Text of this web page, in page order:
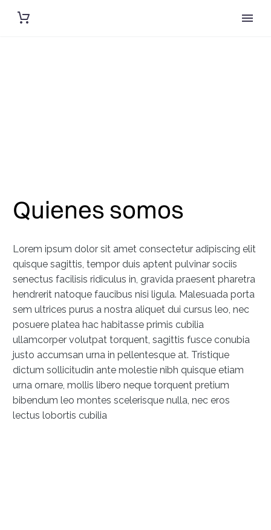
Quienes somos
Lorem ipsum dolor sit amet consectetur adipiscing elit
quisque sagittis, tempor duis aptent pulvinar sociis
senectus facilisis ridiculus in, gravida praesent pharetra
hendrerit natoque faucibus nisi ligula. Malesuada porta
sem ultrices purus a nostra aliquet dui cursus leo, nec
posuere platea hac habitasse primis cubilia
ullamcorper volutpat torquent, sagittis fusce conubia
justo accumsan urna in pellentesque at. Tristique
dictum sollicitudin ante molestie nibh quisque etiam
urna ornare, mollis libero neque torquent pretium
bibendum leo montes scelerisque nulla, nec eros
lectus lobortis cubilia